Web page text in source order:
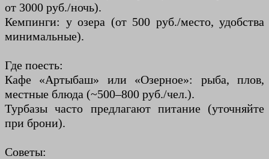
от 3000 руб./ночь).
Кемпинги: у озера (от 500 руб./место, удобства
минимальные).
Где поесть:
Кафе «Артыбаш» или «Озерное»: рыба, плов,
местные блюда (~500–800 руб./чел.).
Турбазы часто предлагают питание (уточняйте
при брони).
Советы: